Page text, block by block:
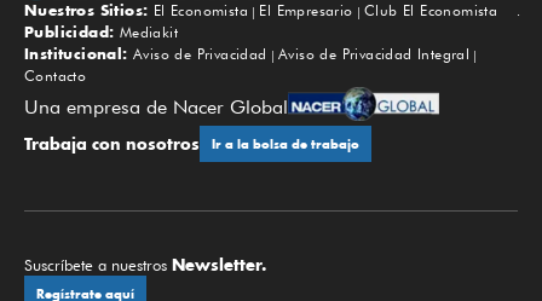
Subir
Nuestros Sitios: El Economista El Empresario
Club El Economista
Publicidad: Mediakit
Institucional: Aviso de Privacidad
Aviso de Privacidad Integral
Contacto
Una empresa de Nacer Global
Trabaja con nosotros Ir a la bolsa de trabajo
Suscríbete a nuestros Newsletter.
Regístrate aquí